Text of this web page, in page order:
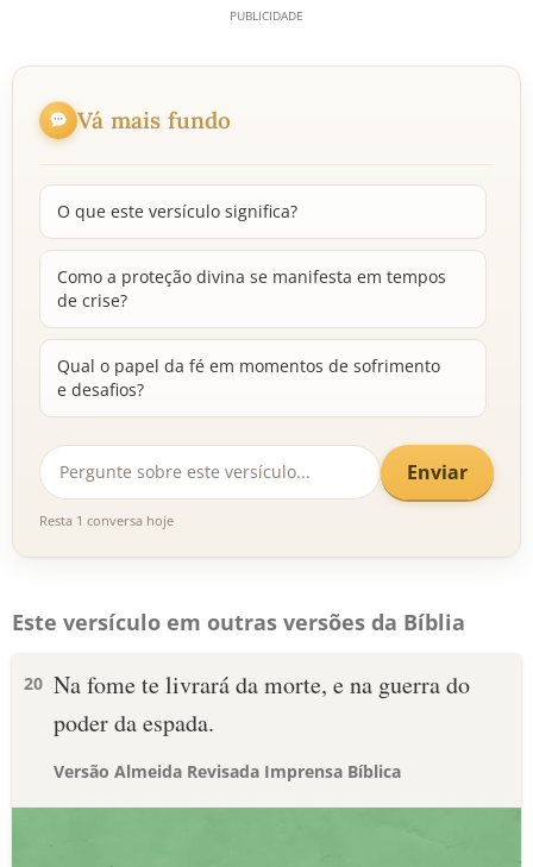
Vá mais fundo
O que este versículo significa?
Como a proteção divina se manifesta em tempos
de crise?
Qual o papel da fé em momentos de sofrimento
e desafios?
Enviar
Resta 1 conversa hoje
Este versículo em outras versões da Bíblia
20 Na fome te livrará da morte, e na guerra do
poder da espada.
Versão Almeida Revisada Imprensa Bíblica